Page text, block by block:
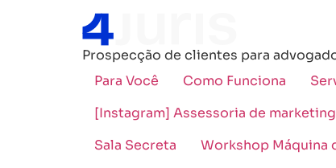
Prospecção de clientes para
Para Você
Como Funciona
[Instagram] Assessoria de
Sala Secreta
Workshop Máquina